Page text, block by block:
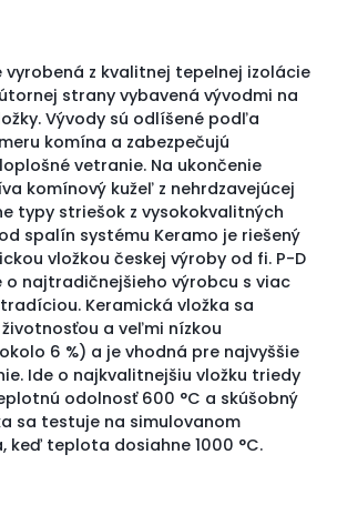
vyrobená z kvalitnej tepelnej izolácie
strany vybavená vývodmi na
Vývody sú odlíšené podľa
komína a zabezpečujú
vetranie. Na ukončenie
komínový kužeľ z nehrdzavejúcej
typy striešok z vysokokvalitných
spalín systému Keramo je riešený
vložkou českej výroby od fi. P-D
o najtradičnejšieho výrobcu s viac
Keramická vložka sa
a veľmi nízkou
6 %) a je vhodná pre najvyššie
Ide o najkvalitnejšiu vložku triedy
odolnosť 600 °C a skúšobný
sa testuje na simulovanom
keď teplota dosiahne 1000 °C.